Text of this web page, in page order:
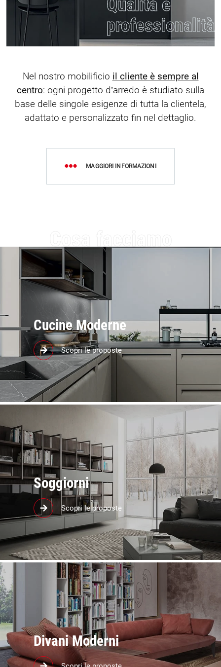
Qualità e
professionalità
Nel nostro mobilificio il cliente è sempre al
centro: ogni progetto d’arredo è studiato sulla
base delle singole esigenze di tutta la clientela,
adattato e personalizzato fin nel dettaglio.
MAGGIORI INFORMAZIONI
Cucine Moderne
Richiedici in negozio un progetto personalizzato per
la tua cucina: scopri i modelli in stile moderno!
Scopri le proposte
Soggiorni
Arreda il tuo soggiorno con pareti attrezzate,
librerie e mobili TV delle migliori marche.
Scopri le proposte
Divani Moderni
Componi il tuo divano con i nostri imbottiti e scegli